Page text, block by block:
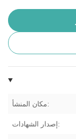
مكان المنشأ:
إصدار الشهادات: